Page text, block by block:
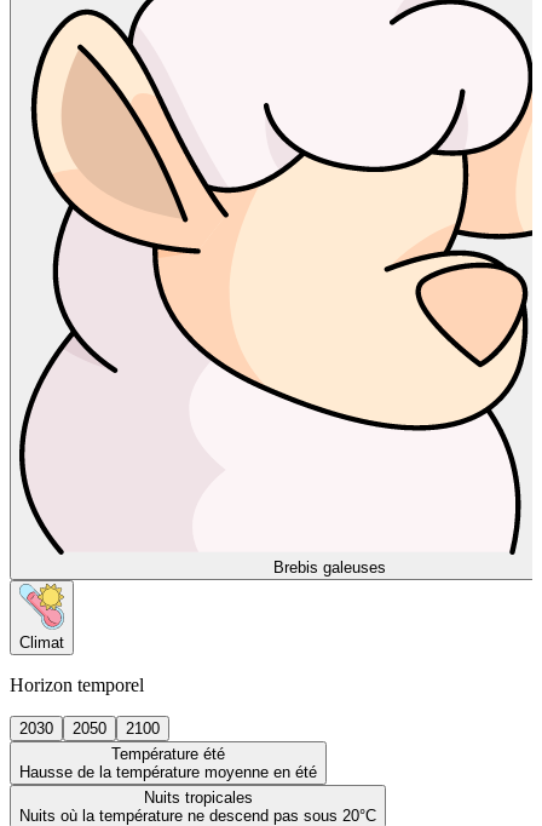
Brebis galeuses
Climat
Horizon temporel
2030 2050
2100
Température été
Hausse de la température moyenne en été
Nuits tropicales
Nuits où la température ne descend pas sous 20°C